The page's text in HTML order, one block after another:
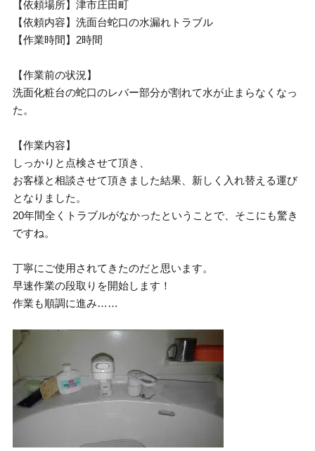
【依頼場所】津市庄田町
【依頼内容】洗面台蛇口の水漏れトラブル
【作業時間】2時間
【作業前の状況】
洗面化粧台の蛇口のレバー部分が割れて水が止まらなくなっ
た。
【作業内容】
しっかりと点検させて頂き、
お客様と相談させて頂きました結果、新しく入れ替える運び
となりました。
20年間全くトラブルがなかったということで、そこにも驚き
ですね。
丁寧にご使用されてきたのだと思います。
早速作業の段取りを開始します！
作業も順調に進み……